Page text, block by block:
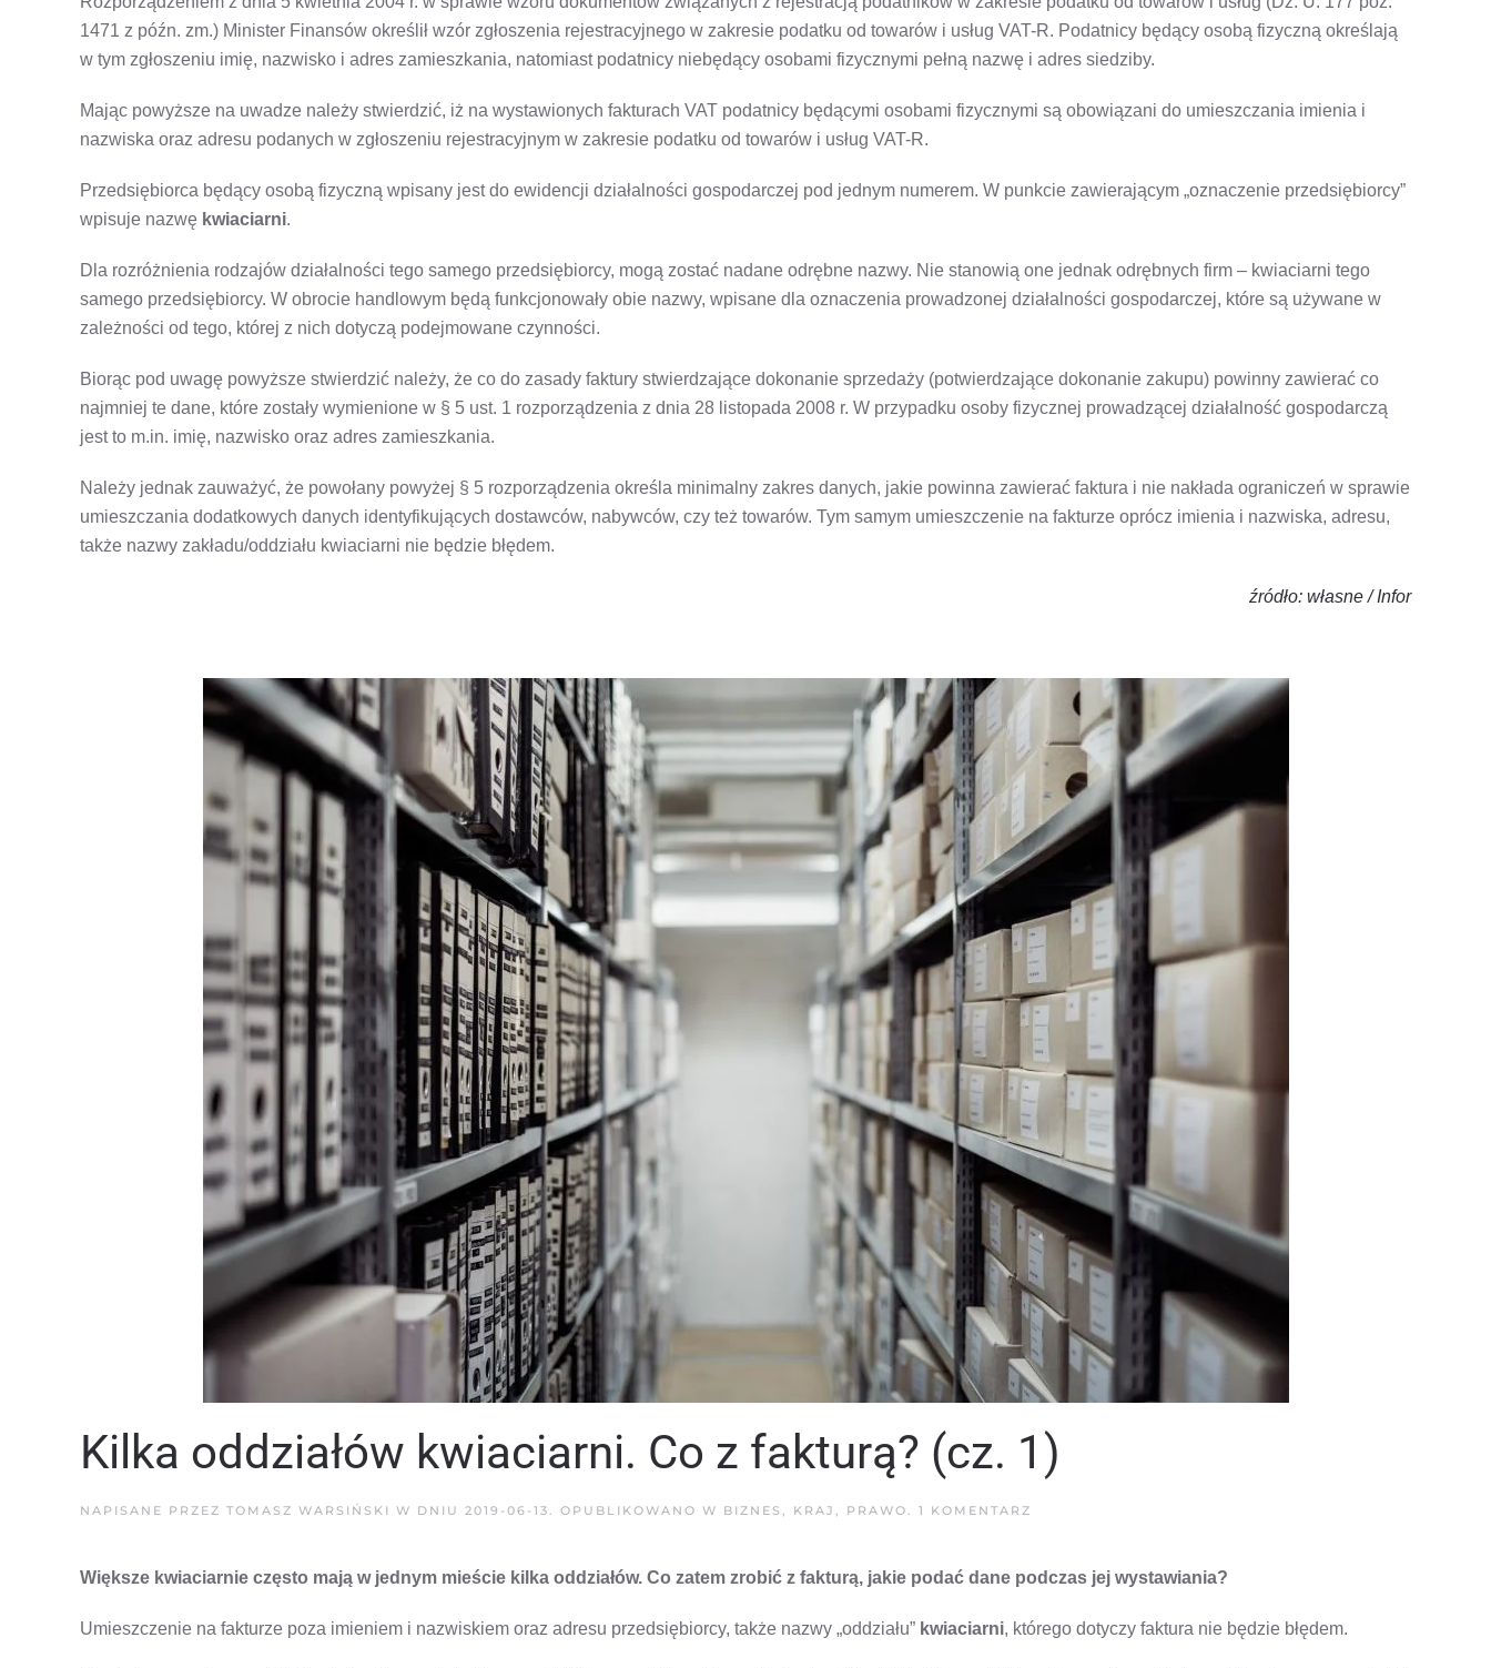
1471 z późn. zm.) Minister Finansów określił wzór zgłoszenia rejestracyjnego w zakresie podatku od towarów i usług VAT-R. Podatnicy będący osobą fizyczną określają
w tym zgłoszeniu imię, nazwisko i adres zamieszkania, natomiast podatnicy niebędący osobami fizycznymi pełną nazwę i adres siedziby.
Mając powyższe na uwadze należy stwierdzić, iż na wystawionych fakturach VAT podatnicy będącymi osobami fizycznymi są obowiązani do umieszczania imienia i
nazwiska oraz adresu podanych w zgłoszeniu rejestracyjnym w zakresie podatku od towarów i usług VAT-R.
Przedsiębiorca będący osobą fizyczną wpisany jest do ewidencji działalności gospodarczej pod jednym numerem. W punkcie zawierającym „oznaczenie przedsiębiorcy”
wpisuje nazwę kwiaciarni.
Dla rozróżnienia rodzajów działalności tego samego przedsiębiorcy, mogą zostać nadane odrębne nazwy. Nie stanowią one jednak odrębnych firm – kwiaciarni tego
samego przedsiębiorcy. W obrocie handlowym będą funkcjonowały obie nazwy, wpisane dla oznaczenia prowadzonej działalności gospodarczej, które są używane w
zależności od tego, której z nich dotyczą podejmowane czynności.
Biorąc pod uwagę powyższe stwierdzić należy, że co do zasady faktury stwierdzające dokonanie sprzedaży (potwierdzające dokonanie zakupu) powinny zawierać co
najmniej te dane, które zostały wymienione w § 5 ust. 1 rozporządzenia z dnia 28 listopada 2008 r. W przypadku osoby fizycznej prowadzącej działalność gospodarczą
jest to m.in. imię, nazwisko oraz adres zamieszkania.
Należy jednak zauważyć, że powołany powyżej § 5 rozporządzenia określa minimalny zakres danych, jakie powinna zawierać faktura i nie nakłada ograniczeń w sprawie
umieszczania dodatkowych danych identyfikujących dostawców, nabywców, czy też towarów. Tym samym umieszczenie na fakturze oprócz imienia i nazwiska, adresu,
także nazwy zakładu/oddziału kwiaciarni nie będzie błędem.
źródło: własne / Infor
Kilka oddziałów kwiaciarni. Co z fakturą? (cz. 1)
NAPISANE PRZEZ TOMASZ WARSIŃSKI W DNIU 2019-06-13. OPUBLIKOWANO W BIZNES , KRAJ , PRAWO. 1 KOMENTARZ
CO
(CZ.
Większe kwiaciarnie często mają w jednym mieście kilka oddziałów. Co zatem zrobić z fakturą, jakie podać dane podczas jej wystawiania?
Umieszczenie na fakturze poza imieniem i nazwiskiem oraz adresu przedsiębiorcy, także nazwy „oddziału” kwiaciarni, którego dotyczy faktura nie będzie błędem.